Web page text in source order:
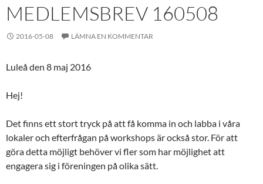
MEDLEMSBREV 160508
2016-05-08 LÄMNA EN KOMMENTAR
Luleå den 8 maj 2016
Hej!
Det finns ett stort tryck på att få komma in och labba i våra
lokaler och efterfrågan på workshops är också stor. För att
göra detta möjligt behöver vi fler som har möjlighet att
engagera sig i föreningen på olika sätt.